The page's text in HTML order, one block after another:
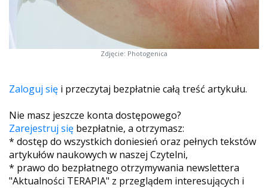
Zdjęcie: Photogenica
Zaloguj się i przeczytaj bezpłatnie całą treść artykułu.
Nie masz jeszcze konta dostępowego?
Zarejestruj się bezpłatnie, a otrzymasz:
* dostęp do wszystkich doniesień oraz pełnych tekstów
artykułów naukowych w naszej Czytelni,
* prawo do bezpłatnego otrzymywania newslettera
"Aktualności TERAPIA" z przeglądem interesujących i